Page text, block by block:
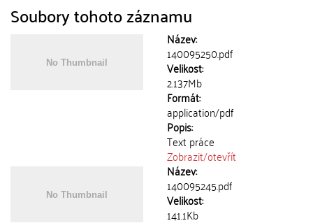
Soubory tohoto záznamu
Název:
140095250.pdf
Velikost:
2.137Mb
Formát:
application/pdf
Popis:
Text práce
Zobrazit/otevřít
Název:
140095245.pdf
Velikost:
141.1Kb